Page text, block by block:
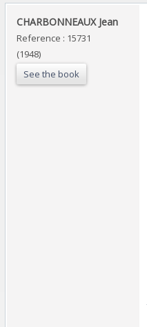
‎CHARBONNEAUX Jean‎
Reference : 15731
(1948)
See the book